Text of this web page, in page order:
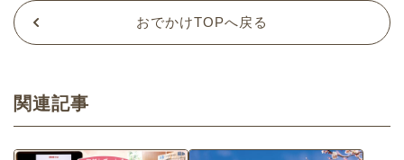
おでかけTOPへ戻る
関連記事